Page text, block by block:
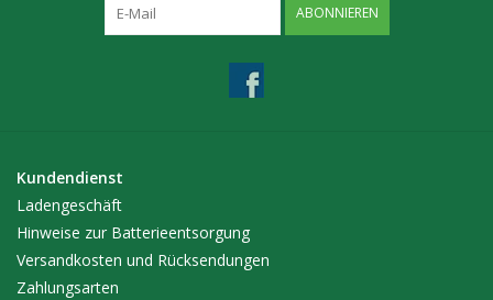
ABONNIEREN
Kundendienst
Ladengeschäft
Hinweise zur Batterieentsorgung
Versandkosten und Rücksendungen
Zahlungsarten